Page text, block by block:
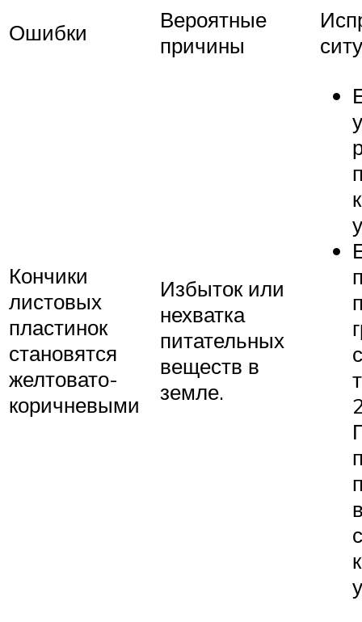
Ошибки
Вероятные
причины
Кончики
листовых
пластинок
становятся
желтовато-
коричневыми
Избыток или
нехватка
питательных
веществ в
земле.